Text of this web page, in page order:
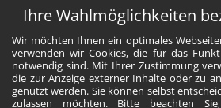
Ihre Wahlmöglichkeiten
Wir möchten Ihnen ein optimales
verwenden wir Cookies, die für das
notwendig sind. Mit Ihrer Zustimmung
die zur Anzeige externer Inhalte oder zu
genutzt werden. Sie können selbst
zulassen möchten. Bitte beachten